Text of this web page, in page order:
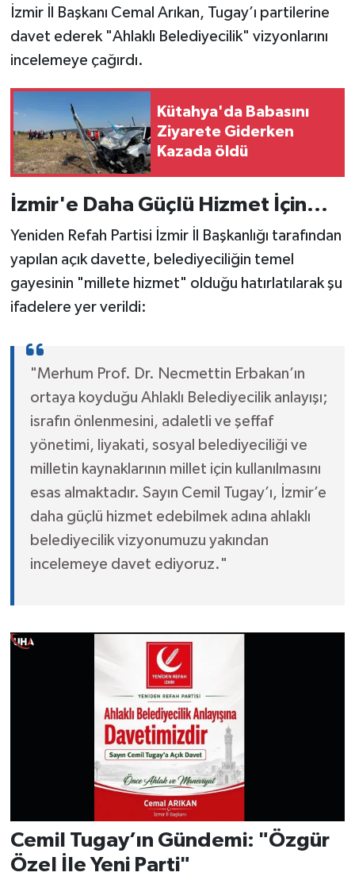
İzmir İl Başkanı Cemal Arıkan, Tugay’ı partilerine
davet ederek "Ahlaklı Belediyecilik" vizyonlarını
incelemeye çağırdı.
Kütahya'da Babasını
Ziyarete Giderken
Kazada öldü
İzmir'e Daha Güçlü Hizmet İçin...
Yeniden Refah Partisi İzmir İl Başkanlığı tarafından
yapılan açık davette, belediyeciliğin temel
gayesinin "millete hizmet" olduğu hatırlatılarak şu
ifadelere yer verildi:
"Merhum Prof. Dr. Necmettin Erbakan’ın
ortaya koyduğu Ahlaklı Belediyecilik anlayışı;
israfın önlenmesini, adaletli ve şeffaf
yönetimi, liyakati, sosyal belediyeciliği ve
milletin kaynaklarının millet için kullanılmasını
esas almaktadır. Sayın Cemil Tugay’ı, İzmir’e
daha güçlü hizmet edebilmek adına ahlaklı
belediyecilik vizyonumuzu yakından
incelemeye davet ediyoruz."
Cemil Tugay’ın Gündemi: "Özgür
Özel İle Yeni Parti"